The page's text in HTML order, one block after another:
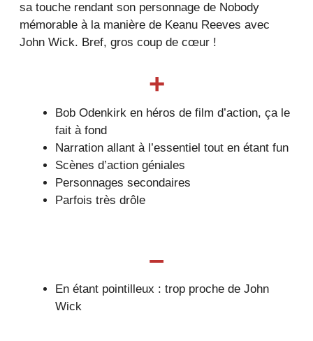
sa touche rendant son personnage de Nobody
mémorable à la manière de Keanu Reeves avec
John Wick. Bref, gros coup de cœur !
+
Bob Odenkirk en héros de film d’action, ça le
fait à fond
Narration allant à l’essentiel tout en étant fun
Scènes d’action géniales
Personnages secondaires
Parfois très drôle
–
En étant pointilleux : trop proche de John
Wick